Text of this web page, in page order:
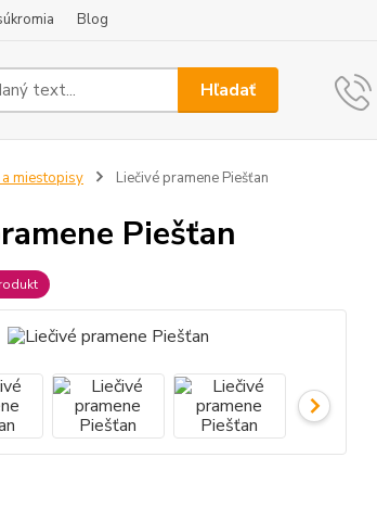
Blog
Hľadať
miestopisy Liečivé pramene Piešťan
Piešťan